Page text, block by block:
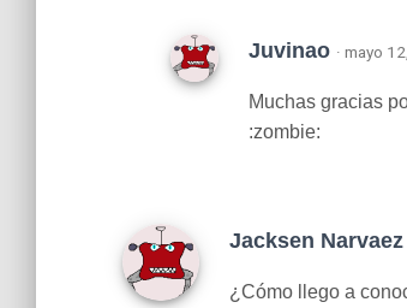
Juvinao · mayo
Muchas gracias
:zombie:
Jacksen Narvaez
¿Cómo llego a